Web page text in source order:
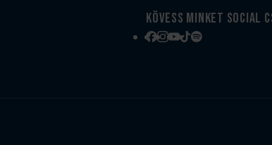
Kövess minket social
Facebook
Instagram
YouTube
TikTokSpotify